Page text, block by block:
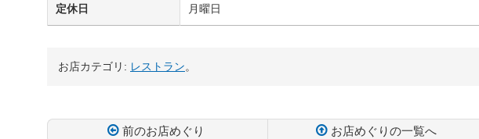
定休日 月曜日
お店カテゴリ: レストラン。
前のお店めぐり お店めぐりの一覧へ